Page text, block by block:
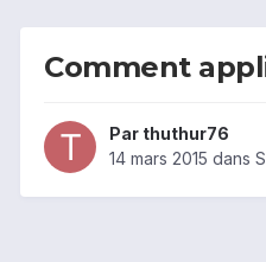
Comment
Par thuthur76
14 mars 2015 dans